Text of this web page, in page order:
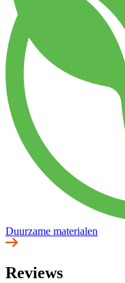
Duurzame materialen
Reviews